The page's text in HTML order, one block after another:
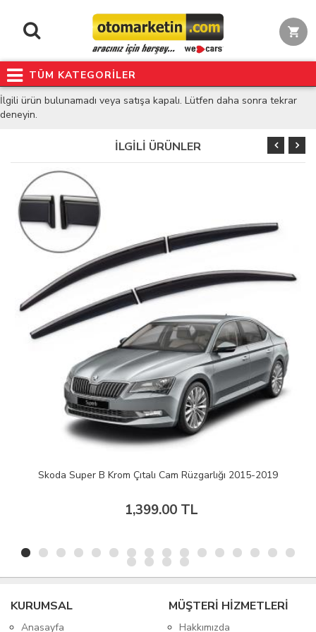
TÜM KATEGORİLER
İlgili ürün bulunamadı veya satışa kapalı. Lütfen daha sonra tekrar
deneyin.
İLGİLİ ÜRÜNLER
Skoda Super B Krom Çıtalı Cam Rüzgarlığı 2015-2019
1,399.00 TL
KURUMSAL
Anasayfa
MÜŞTERİ HİZMETLERİ
Hakkımızda